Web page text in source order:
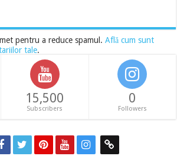
pentru a reduce spamul.Află cum sunt
tale.
15,500
Subscribers
0
Followers